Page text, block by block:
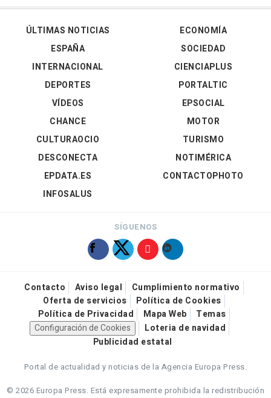
ÚLTIMAS NOTICIAS
ESPAÑA
INTERNACIONAL
DEPORTES
VÍDEOS
ECONOMÍA
SOCIEDAD
CIENCIAPLUS
PORTALTIC
EPSOCIAL
CHANCE
CULTURAOCIO
DESCONECTA
EPDATA.ES
INFOSALUS
MOTOR
TURISMO
NOTIMÉRICA
CONTACTOPHOTO
SÍGUENOS
Contacto Aviso legal
Cumplimiento normativo
Oferta de servicios
Política de Cookies
Política de Privacidad
Mapa Web
Temas
Configuración de Cookies
Loteria de navidad
Publicidad estatal
Portal de actualidad y noticias de la Agencia Europa Press.
© 2026 Europa Press. Está expresamente prohibida la redistribución